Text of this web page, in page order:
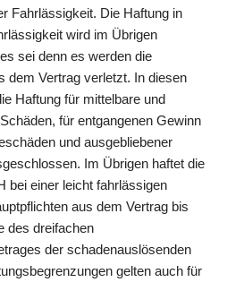
Fahrlässigkeit. Die Haftung in
wird im Übrigen
sei denn es werden die
dem Vertrag verletzt. In diesen
Haftung für mittelbare und
für entgangenen Gewinn
und ausgebliebener
Im Übrigen haftet die
bei einer leicht fahrlässigen
aus dem Vertrag bis
des dreifachen
der schadenauslösenden
gelten auch für